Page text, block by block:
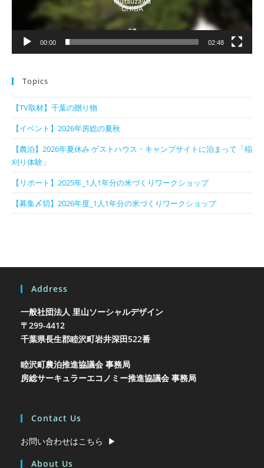
00:00 02:48
Topics
【TV取材】千葉の贈り物
【イベント】2026年房総の夏秋
【農泊】2026年夏休み ゲストハウス・キャンプサイトに泊まって「稲
刈り体験」
【リポート】2025年_1人1年分の米づくりワークショップ
【募集〆切】2026年度_1人1年分の米づくりワークショップ
Address
一般社団法人 里山ソーシャルデザイン
〒299-4412
千葉県長生郡睦沢町岩井深田522番
睦沢町農泊推進協議会 事務局
房総サーキュラーエコノミー推進協議会 事務局
Contact Us
お問い合わせはこちら ▶︎
About Us